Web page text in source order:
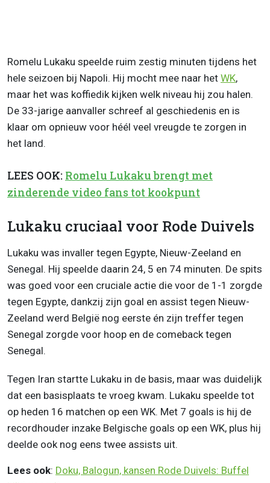
Romelu Lukaku speelde ruim zestig minuten tijdens het
hele seizoen bij Napoli. Hij mocht mee naar het WK,
maar het was koffiedik kijken welk niveau hij zou halen.
De 33-jarige aanvaller schreef al geschiedenis en is
klaar om opnieuw voor héél veel vreugde te zorgen in
het land.
LEES OOK: Romelu Lukaku brengt met
zinderende video fans tot kookpunt
Lukaku cruciaal voor Rode Duivels
Lukaku was invaller tegen Egypte, Nieuw-Zeeland en
Senegal. Hij speelde daarin 24, 5 en 74 minuten. De spits
was goed voor een cruciale actie die voor de 1-1 zorgde
tegen Egypte, dankzij zijn goal en assist tegen Nieuw-
Zeeland werd België nog eerste én zijn treffer tegen
Senegal zorgde voor hoop en de comeback tegen
Senegal.
Tegen Iran startte Lukaku in de basis, maar was duidelijk
dat een basisplaats te vroeg kwam. Lukaku speelde tot
op heden 16 matchen op een WK. Met 7 goals is hij de
recordhouder inzake Belgische goals op een WK, plus hij
deelde ook nog eens twee assists uit.
Lees ook: Doku, Balogun, kansen Rode Duivels: Buffel